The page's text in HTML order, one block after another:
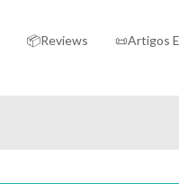
📦Reviews 📜Artigos